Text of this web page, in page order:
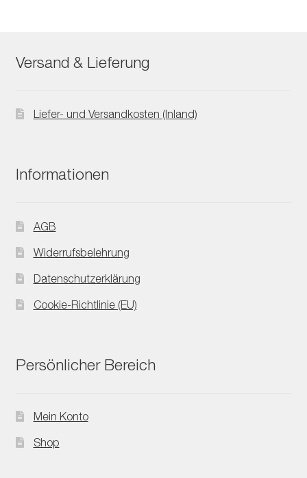
Versand & Lieferung
Liefer- und Versandkosten (Inland)
Informationen
AGB
Widerrufsbelehrung
Datenschutzerklärung
Cookie-Richtlinie (EU)
Persönlicher Bereich
Mein Konto
Shop